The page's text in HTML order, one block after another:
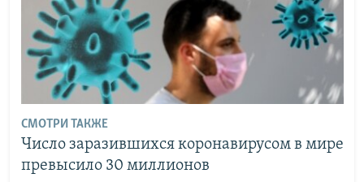
СМОТРИ ТАКЖЕ
Число заразившихся коронавирусом в мире
превысило 30 миллионов